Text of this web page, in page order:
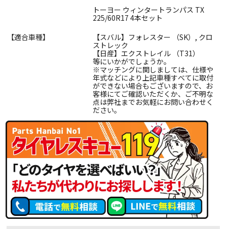
トーヨー ウィンタートランパス TX
225/60R17 4本セット
【適合車種】
【スバル】フォレスター （SK）, クロ
ストレック
【日産】エクストレイル （T31）
等にいかがでしょうか。
※マッチングに関しましては、仕様や
年式などにより上記車種すべてに取付
ができない場合もございますので、お
客様にてご確認いただくか、ご不明な
点は弊社までお気軽にお問い合わせく
ださい。